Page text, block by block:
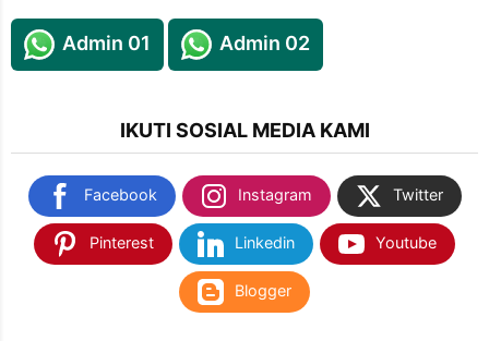
Admin 01 Admin 02
IKUTI SOSIAL MEDIA KAMI
Facebook Instagram Twitter
Pinterest Linkedin Youtube
Blogger